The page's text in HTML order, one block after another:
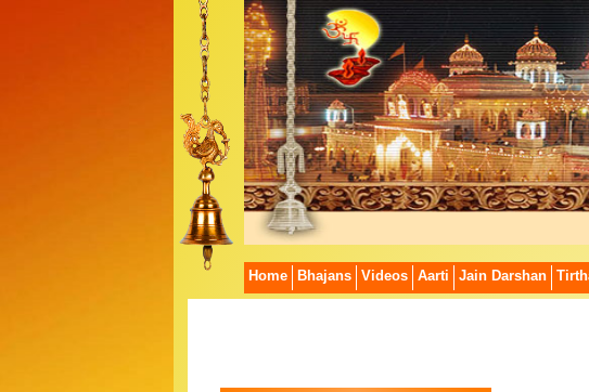
Home Bhajans Videos Aarti Jain Darshan